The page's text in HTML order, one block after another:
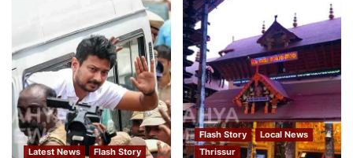
Latest News Flash Story
Flash Story
Local News
Thrissur